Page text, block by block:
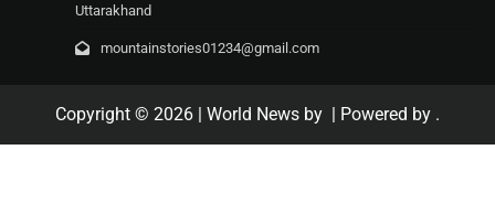
Uttarakhand
mountainstories01234@gmail.com
Copyright © 2026 | World News by | Powered by .